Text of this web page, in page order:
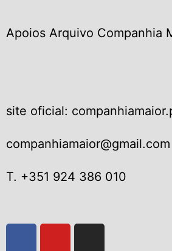
Apoios Arquivo Companhia
site oficial:
companhiamaior@gmail.com
T. +351 924 386 010